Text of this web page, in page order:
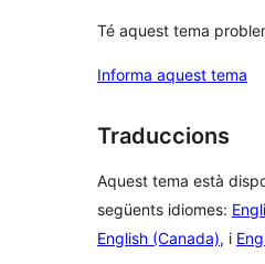
Té aquest tema
Informa aquest tema
Traduccions
Aquest tema està
següents idiomes:
English (Canada), i